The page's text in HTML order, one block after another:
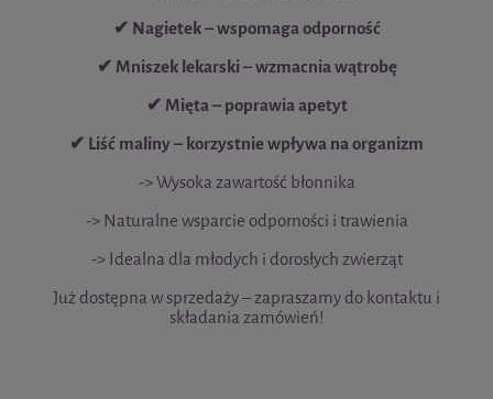
✔ Nagietek – wspomaga odporność
✔ Mniszek lekarski – wzmacnia wątrobę
✔ Mięta – poprawia apetyt
✔ Liść maliny – korzystnie wpływa na organizm
-> Wysoka zawartość błonnika
-> Naturalne wsparcie odporności i trawienia
-> Idealna dla młodych i dorosłych zwierząt
Już dostępna w sprzedaży – zapraszamy do kontaktu i
składania zamówień!